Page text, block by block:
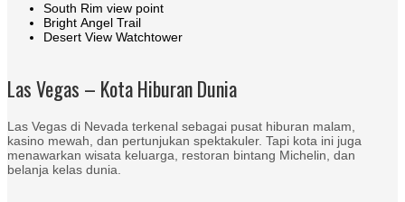
South Rim view point
Bright Angel Trail
Desert View Watchtower
Las Vegas – Kota Hiburan Dunia
Las Vegas di Nevada terkenal sebagai pusat hiburan malam,
kasino mewah, dan pertunjukan spektakuler. Tapi kota ini juga
menawarkan wisata keluarga, restoran bintang Michelin, dan
belanja kelas dunia.